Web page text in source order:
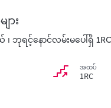
ား
၊ ဘုရင့်နောင်လမ်းမပေါ်ရှိ
အထပ်
1RC